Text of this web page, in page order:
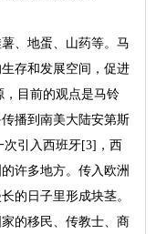
、地蛋、山药等。马
存和发展空间，促进
目前的观点是马铃
播到南美大陆安第斯
次引入西班牙[3]，西
许多地方。传入欧洲
的日子里形成块茎。
的移民、传教士、商